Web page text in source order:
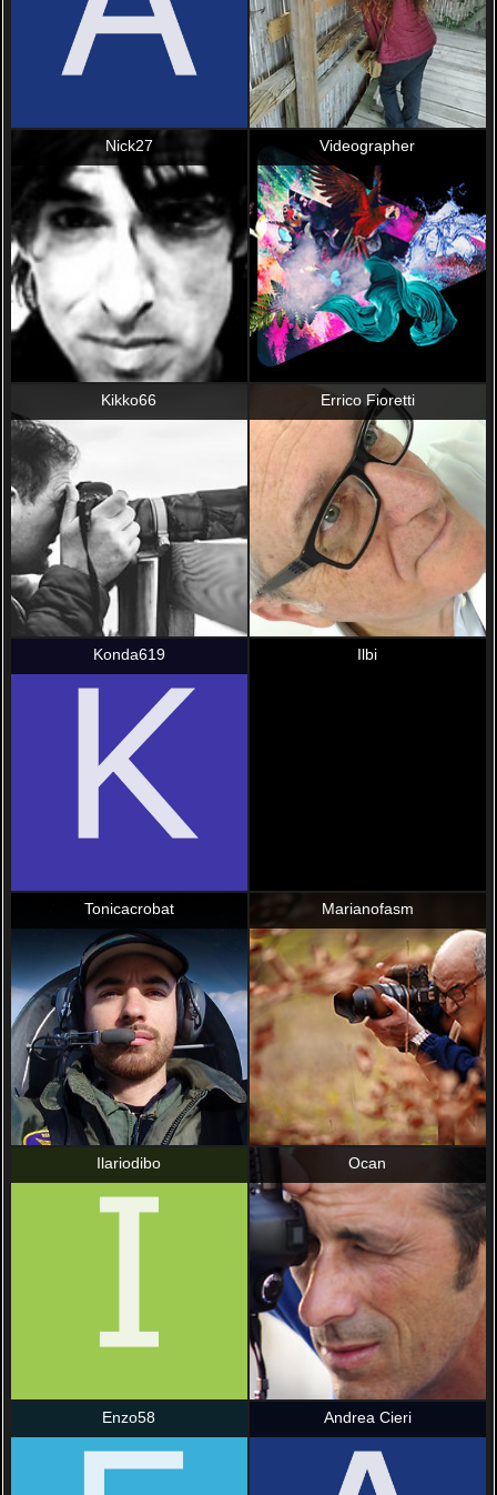
Nick27 Videographer
Kikko66 Errico Fioretti
Konda619 Ilbi
Tonicacrobat Marianofasm
Ilariodibo Ocan
Enzo58 Andrea Cieri